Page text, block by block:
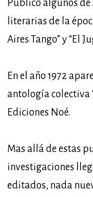
Publicó algunos de
literarias de la
Aires Tango” y “El
En el año 1972
antología colectiva
Ediciones Noé.
Mas allá de estas
investigaciones
editados, nada